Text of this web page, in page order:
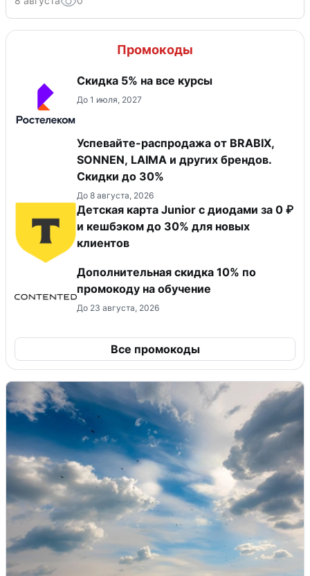
Промокоды
Скидка 5% на все курсы
До 1 июля, 2027
Успевайте-распродажа от BRABIX,
SONNEN, LAIMA и других брендов.
Скидки до 30%
До 8 августа, 2026
Детская карта Junior с диодами за 0 ₽
и кешбэком до 30% для новых
клиентов
Дополнительная скидка 10% по
промокоду на обучение
До 23 августа, 2026
Все промокоды